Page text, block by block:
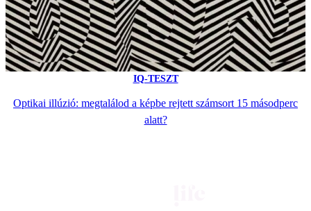
IQ-TESZT
Optikai illúzió: megtalálod a képbe rejtett számsort 15 másodperc
alatt?